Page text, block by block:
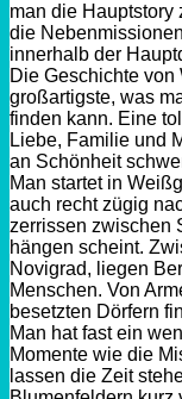
man die Hauptstory
die
innerhalb der
Die Geschichte von
großartigste, was
finden kann. Eine
Liebe, Familie und
an Schönheit
Man startet in
auch recht zügig
zerrissen zwischen
hängen scheint.
Novigrad, liegen
Menschen. Von
besetzten Dörfern
Man hat fast ein
Momente wie die
lassen die Zeit